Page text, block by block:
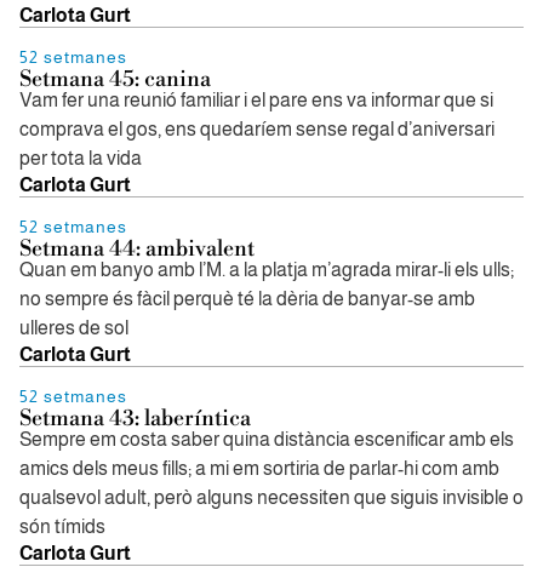
Carlota Gurt
52 setmanes
Setmana 45: canina
Vam fer una reunió familiar i el pare ens va informar que si
comprava el gos, ens quedaríem sense regal d’aniversari
per tota la vida
Carlota Gurt
52 setmanes
Setmana 44: ambivalent
Quan em banyo amb l’M. a la platja m’agrada mirar-li els ulls;
no sempre és fàcil perquè té la dèria de banyar-se amb
ulleres de sol
Carlota Gurt
52 setmanes
Setmana 43: laberíntica
Sempre em costa saber quina distància escenificar amb els
amics dels meus fills; a mi em sortiria de parlar-hi com amb
qualsevol adult, però alguns necessiten que siguis invisible o
són tímids
Carlota Gurt